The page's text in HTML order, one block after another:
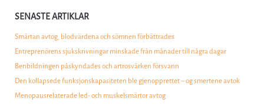
SENASTE ARTIKLAR
Smärtan avtog, blodvärdena och sömnen förbättrades
Entreprenörens sjukskrivningar minskade från månader till några dagar
Benbildningen påskyndades och artrosvärken försvann
Den kollapsede funksjonskapasiteten ble gjenopprettet – og smertene avtok
Menopausrelaterade led- och muskelsmärtor avtog